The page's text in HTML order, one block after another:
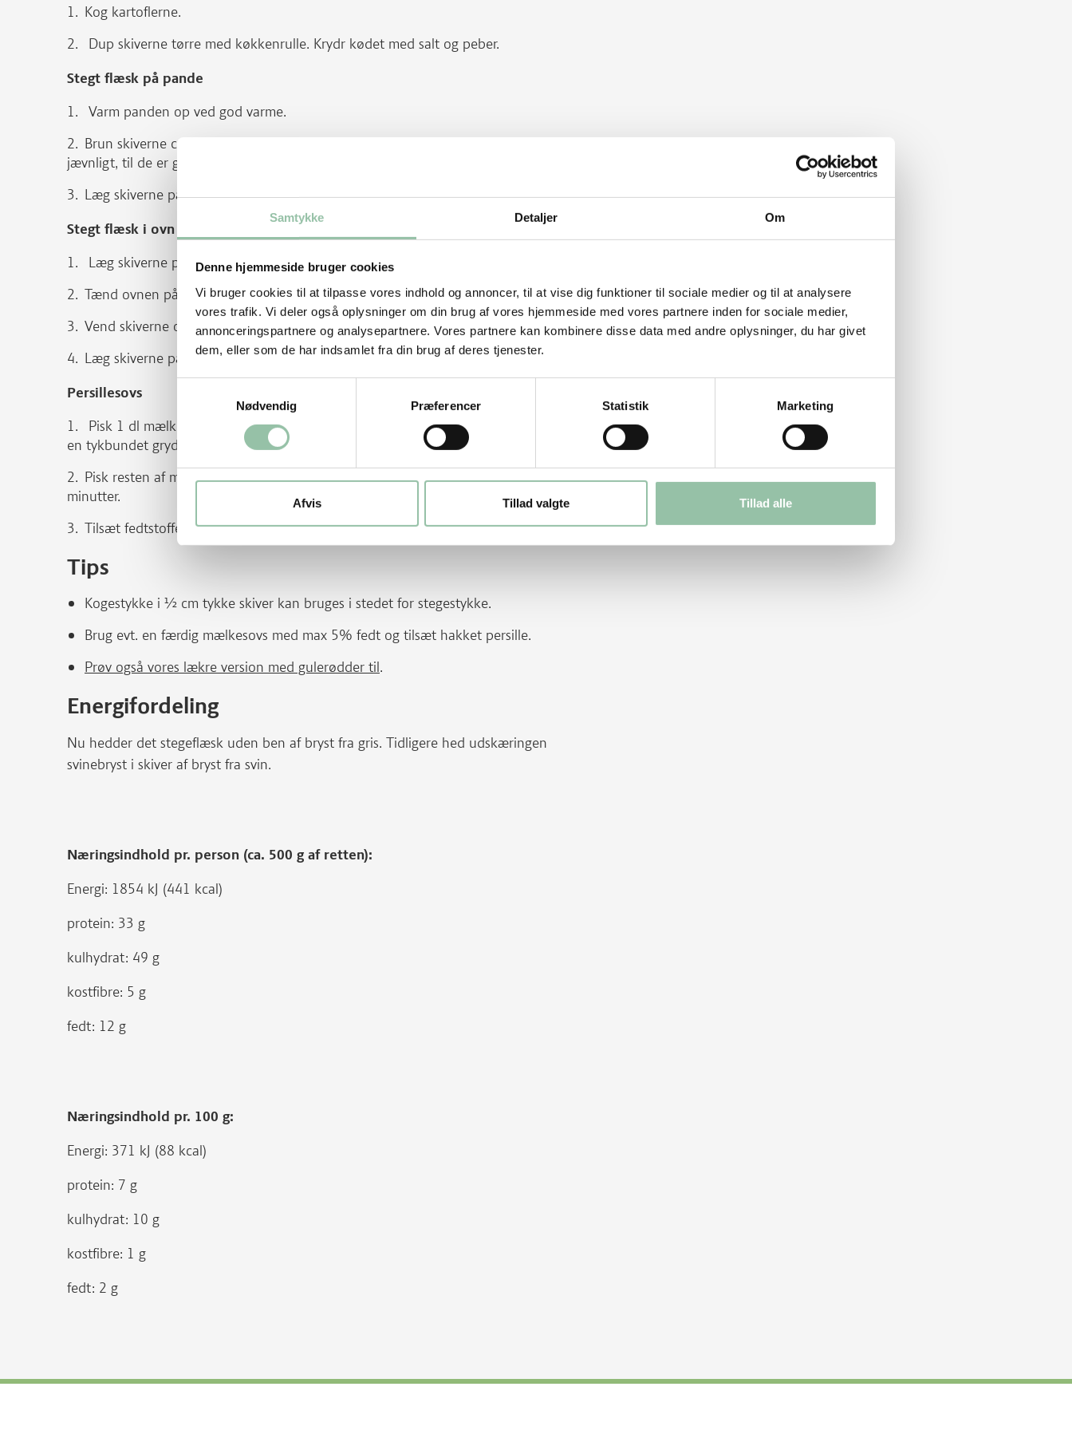
Samtykke Detaljer Om
Denne hjemmeside bruger cookies
Vi bruger cookies til at tilpasse vores indhold og annoncer, til at vise dig funktioner til sociale medier og til at analysere
vores trafik. Vi deler også oplysninger om din brug af vores hjemmeside med vores partnere inden for sociale medier,
annonceringspartnere og analysepartnere. Vores partnere kan kombinere disse data med andre oplysninger, du har givet
dem, eller som de har indsamlet fra din brug af deres tjenester.
Nødvendig
Præferencer Statistik Marketing
Afvis Tillad valgte Tillad alle
Kog kartoflerne.
Dup skiverne tørre med køkkenrulle. Krydr kødet med salt og peber.
Stegt flæsk på pande
Varm panden op ved god varme.
Brun skiverne ca. 1 minut på hver side. Skru ned til middel varme og vend skiverne
jævnligt, til de er gyldne og sprøde.
Læg skiverne på køkkenrulle i cirka 1 minut.
Stegt flæsk i ovn
Læg skiverne på risten i en bradepande. Sæt bradepanden øverst i en kold ovn.
Tænd ovnen på 225 grader og steg til skiverne er gyldne.
Vend skiverne og steg til de er gyldne og sprøde.
Læg skiverne på køkkenrulle i cirka 1 minut.
Persillesovs
Pisk 1 dl mælk og mel til en jævning eller ryst det sammen i en melryster. Hæld det i
en tykbundet gryde.
Pisk resten af mælken i. Bring sovsen i kog under piskning og lad den småkoge ca. 5
minutter.
Tilsæt fedtstoffet og smag til med salt og peber. Tilsæt hakket persille.
Tips
Kogestykke i ½ cm tykke skiver kan bruges i stedet for stegestykke.
Brug evt. en færdig mælkesovs med max 5% fedt og tilsæt hakket persille.
Prøv også vores lækre version med gulerødder til.
Energifordeling
Nu hedder det stegeflæsk uden ben af bryst fra gris. Tidligere hed udskæringen
svinebryst i skiver af bryst fra svin.
Næringsindhold pr. person (ca. 500 g af retten):
Energi: 1854 kJ (441 kcal)
protein: 33 g
kulhydrat: 49 g
kostfibre: 5 g
fedt: 12 g
Næringsindhold pr. 100 g:
Energi: 371 kJ (88 kcal)
protein: 7 g
kulhydrat: 10 g
kostfibre: 1 g
fedt: 2 g